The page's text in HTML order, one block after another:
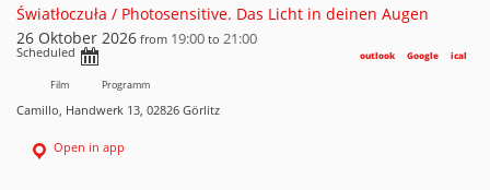
Światłoczuła / Photosensitive. Das Licht in deinen Augen
26 Oktober 2026 from 19:00 to 21:00
Scheduled ical
Google
outlook
Film Programm
Camillo, Handwerk 13, 02826 Görlitz
Open in app